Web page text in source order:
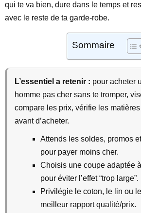
qui te va bien, dure dans le temps et
avec le reste de ta garde-robe.
Sommaire
L’essentiel a retenir : pour acheter
homme pas cher sans te tromper,
compare les prix, vérifie les
avant d’acheter.
Attends les soldes, promos
pour payer moins cher.
Choisis une coupe adaptée
pour éviter l’effet “trop large”.
Privilégie le coton, le lin ou
meilleur rapport qualité/prix.